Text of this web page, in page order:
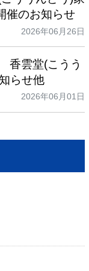
催のお知らせ
2026年06月26日
香雲堂(こうう
らせ他
2026年06月01日